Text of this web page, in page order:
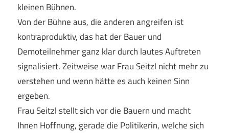
kleinen Bühnen.
Von der Bühne aus, die anderen angreifen ist
kontraproduktiv, das hat der Bauer und
Demoteilnehmer ganz klar durch lautes Auftreten
signalisiert. Zeitweise war Frau Seitzl nicht mehr zu
verstehen und wenn hätte es auch keinen Sinn
ergeben.
Frau Seitzl stellt sich vor die Bauern und macht
Ihnen Hoffnung, gerade die Politikerin, welche sich